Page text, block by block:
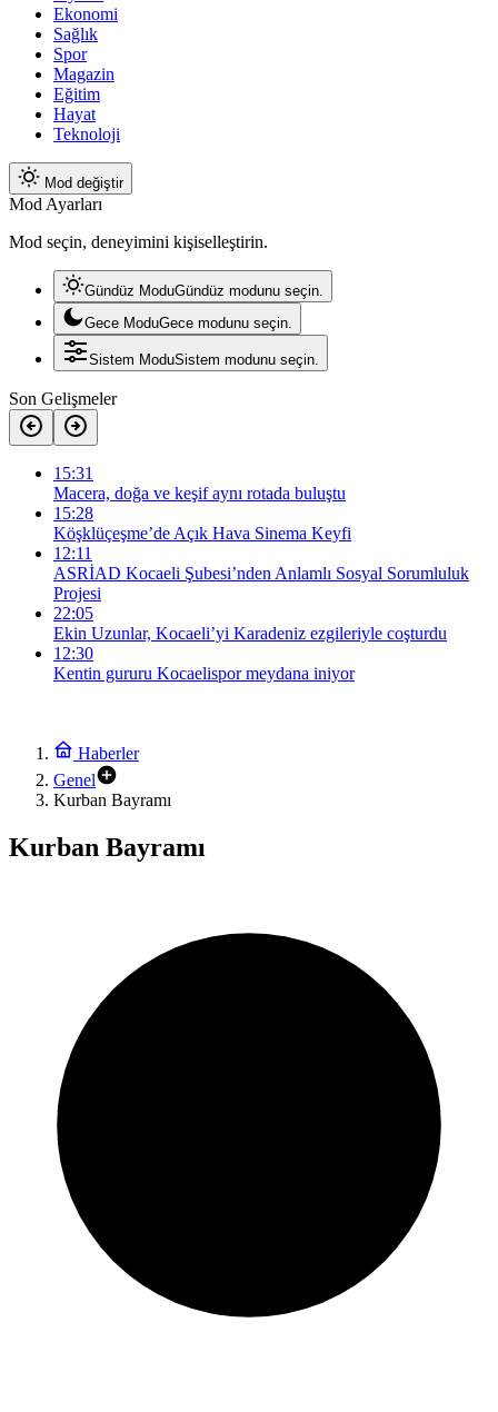
Ekonomi
Sağlık
Spor
Magazin
Eğitim
Hayat
Teknoloji
Mod değiştir
Mod Ayarları
Mod seçin, deneyimini kişiselleştirin.
Gündüz ModuGündüz modunu seçin.
Gece ModuGece modunu seçin.
Sistem ModuSistem modunu seçin.
Son Gelişmeler
15:31
Macera, doğa ve keşif aynı rotada buluştu
15:28
Köşklüçeşme’de Açık Hava Sinema Keyfi
12:11
ASRİAD Kocaeli Şubesi’nden Anlamlı Sosyal Sorumluluk
Projesi
22:05
Ekin Uzunlar, Kocaeli’yi Karadeniz ezgileriyle coşturdu
12:30
Kentin gururu Kocaelispor meydana iniyor
Haberler
Genel
Kurban Bayramı
Kurban Bayramı